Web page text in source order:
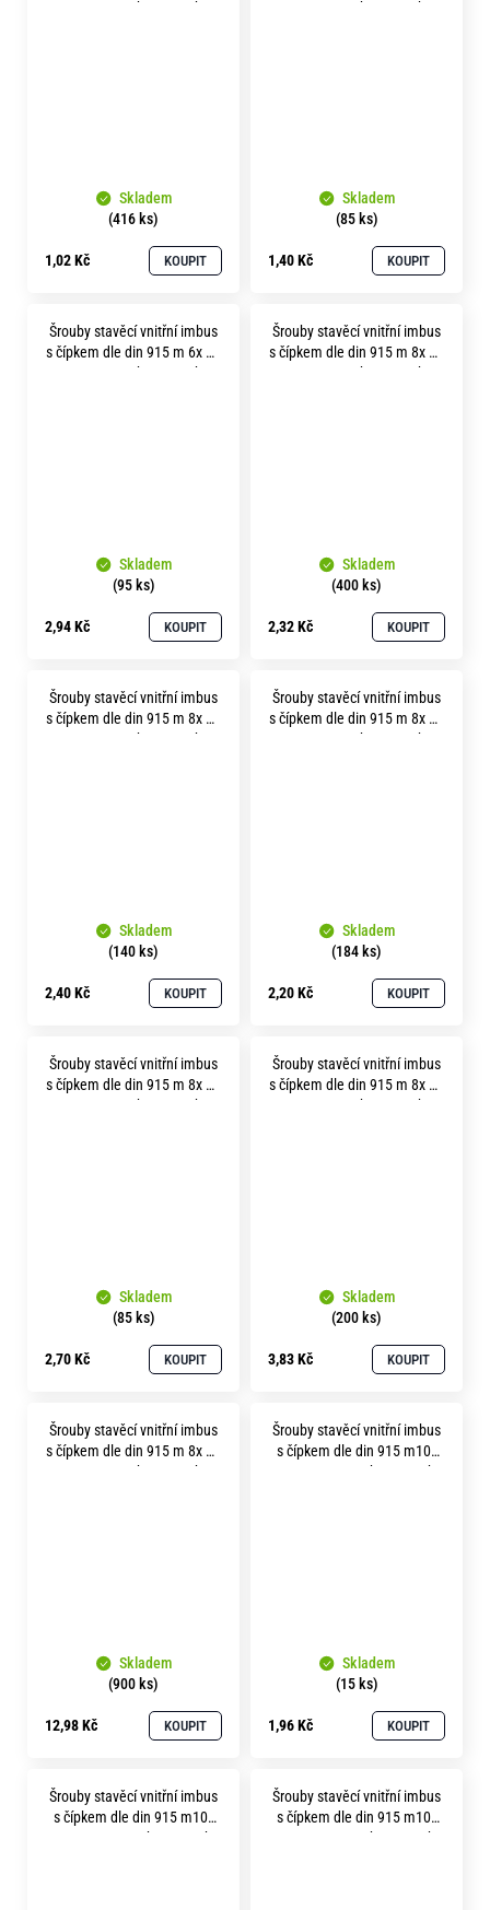
pevnost 45H bez povrchu
Skladem
(416 ks)
1,02 Kč KOUPIT
pevnost 45H bez povrchu
Skladem
(85 ks)
1,40 Kč KOUPIT
Šrouby stavěcí vnitřní imbus
s čípkem dle din 915 m 6x 40
pevnost 45H bez povrchu
Skladem
(95 ks)
2,94 Kč KOUPIT
Šrouby stavěcí vnitřní imbus
s čípkem dle din 915 m 8x 16
pevnost 45H bez povrchu
Skladem
(400 ks)
2,32 Kč KOUPIT
Šrouby stavěcí vnitřní imbus
s čípkem dle din 915 m 8x 20
pevnost 45H bez povrchu
Skladem
(140 ks)
2,40 Kč KOUPIT
Šrouby stavěcí vnitřní imbus
s čípkem dle din 915 m 8x 25
pevnost 45H bez povrchu
Skladem
(184 ks)
2,20 Kč KOUPIT
Šrouby stavěcí vnitřní imbus
s čípkem dle din 915 m 8x 30
pevnost 45H bez povrchu
Skladem
(85 ks)
2,70 Kč KOUPIT
Šrouby stavěcí vnitřní imbus
s čípkem dle din 915 m 8x 35
pevnost 45H bez povrchu
Skladem
(200 ks)
3,83 Kč KOUPIT
Šrouby stavěcí vnitřní imbus
s čípkem dle din 915 m 8x 80
pevnost 45H bez povrchu
Skladem
(900 ks)
12,98 Kč KOUPIT
Šrouby stavěcí vnitřní imbus
s čípkem dle din 915 m10x
10 pevnost 45H bez povrchu
Skladem
(15 ks)
1,96 Kč KOUPIT
Šrouby stavěcí vnitřní imbus
s čípkem dle din 915 m10x
12 pevnost 45H bez povrchu
Šrouby stavěcí vnitřní imbus
s čípkem dle din 915 m10x
20 pevnost 45H bez povrchu